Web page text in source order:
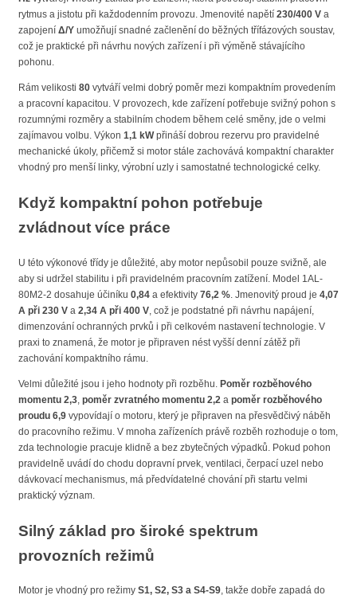
rytmus a jistotu při každodenním provozu. Jmenovité napětí 230/400 V a
zapojení Δ/Y umožňují snadné začlenění do běžných třífázových soustav,
což je praktické při návrhu nových zařízení i při výměně stávajícího
pohonu.
Rám velikosti 80 vytváří velmi dobrý poměr mezi kompaktním provedením
a pracovní kapacitou. V provozech, kde zařízení potřebuje svižný pohon s
rozumnými rozměry a stabilním chodem během celé směny, jde o velmi
zajímavou volbu. Výkon 1,1 kWpřináší dobrou rezervu pro pravidelné
mechanické úkoly, přičemž si motor stále zachovává kompaktní charakter
vhodný pro menší linky, výrobní uzly i samostatné technologické celky.
Když kompaktní pohon potřebuje
zvládnout více práce
U této výkonové třídy je důležité, aby motor nepůsobil pouze svižně, ale
aby si udržel stabilitu i při pravidelném pracovním zatížení. Model 1AL-
80M2-2 dosahuje účiníku 0,84 a efektivity 76,2 %. Jmenovitý proud je 4,07
A při 230 V a 2,34 A při 400 V, což je podstatné při návrhu napájení,
dimenzování ochranných prvků i při celkovém nastavení technologie. V
praxi to znamená, že motor je připraven nést vyšší denní zátěž při
zachování kompaktního rámu.
Velmi důležité jsou i jeho hodnoty při rozběhu. Poměr rozběhového
momentu 2,3, poměr zvratného momentu 2,2 a poměr rozběhového
proudu 6,9 vypovídají o motoru, který je připraven na přesvědčivý náběh
do pracovního režimu. V mnoha zařízeních právě rozběh rozhoduje o tom,
zda technologie pracuje klidně a bez zbytečných výpadků. Pokud pohon
pravidelně uvádí do chodu dopravní prvek, ventilaci, čerpací uzel nebo
dávkovací mechanismus, má předvídatelné chování při startu velmi
praktický význam.
Silný základ pro široké spektrum
provozních režimů
Motor je vhodný pro režimy S1, S2, S3 a S4-S9, takže dobře zapadá do